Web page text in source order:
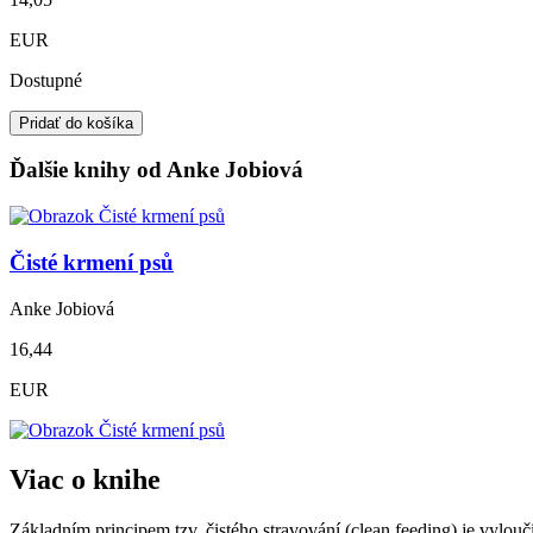
EUR
Dostupné
Pridať do košíka
Ďalšie knihy od Anke Jobiová
Čisté krmení psů
Anke Jobiová
16,44
EUR
Viac o knihe